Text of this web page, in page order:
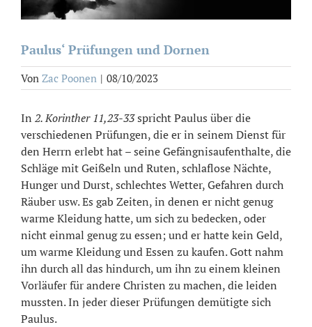
Paulus‘ Prüfungen und Dornen
Von Zac Poonen | 08/10/2023
In 2.Korinther 11,23-33spricht Paulus über die
verschiedenen Prüfungen, die er in seinem Dienst für
den Herrn erlebt hat – seine Gefängnisaufenthalte, die
Schläge mit Geißeln und Ruten, schlaflose Nächte,
Hunger und Durst, schlechtes Wetter, Gefahren durch
Räuber usw. Es gab Zeiten, in denen er nicht genug
warme Kleidung hatte, um sich zu bedecken, oder
nicht einmal genug zu essen; und er hatte kein Geld,
um warme Kleidung und Essen zu kaufen. Gott nahm
ihn durch all das hindurch, um ihn zu einem kleinen
Vorläufer für andere Christen zu machen, die leiden
mussten. In jeder dieser Prüfungen demütigte sich
Paulus.